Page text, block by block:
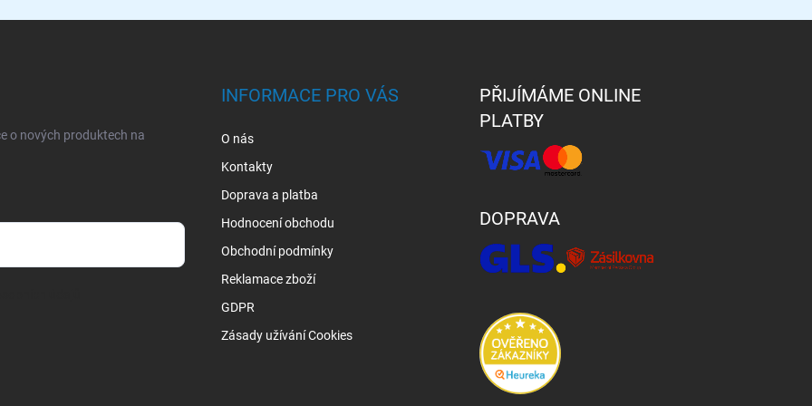
o nových produktech na
INFORMACE PRO VÁS
O nás
Kontakty
Doprava a platba
Hodnocení obchodu
Obchodní podmínky
Reklamace zboží
GDPR
Zásady užívání Cookies
PŘIJÍMÁME ONLINE
PLATBY
DOPRAVA